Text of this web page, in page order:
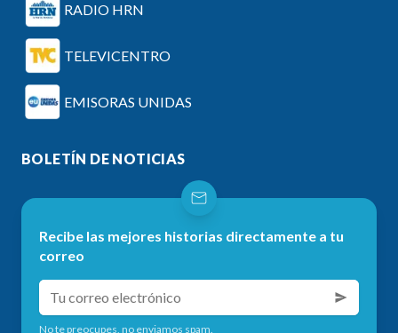
RADIO HRN
TELEVICENTRO
EMISORAS UNIDAS
BOLETÍN DE NOTICIAS
Recibe las mejores historias directamente a tu
correo
No te preocupes, no enviamos spam.